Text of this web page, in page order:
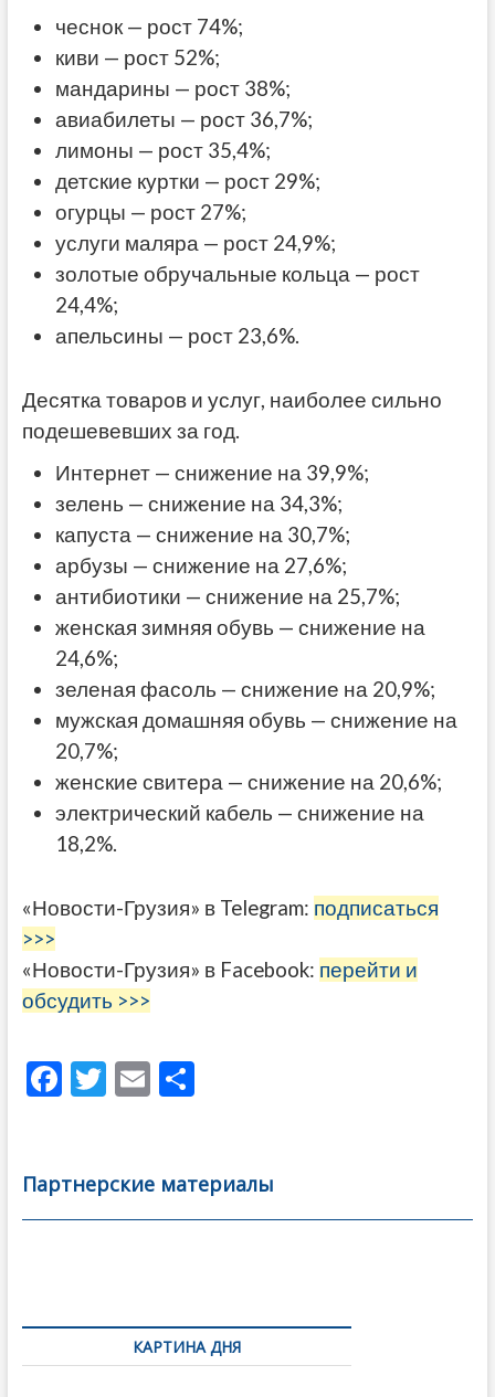
чеснок — рост 74%;
киви — рост 52%;
мандарины — рост 38%;
авиабилеты — рост 36,7%;
лимоны — рост 35,4%;
детские куртки — рост 29%;
огурцы — рост 27%;
услуги маляра — рост 24,9%;
золотые обручальные кольца — рост
24,4%;
апельсины — рост 23,6%.
Десятка товаров и услуг, наиболее сильно
подешевевших за год.
Интернет — снижение на 39,9%;
зелень — снижение на 34,3%;
капуста — снижение на 30,7%;
арбузы — снижение на 27,6%;
антибиотики — снижение на 25,7%;
женская зимняя обувь — снижение на
24,6%;
зеленая фасоль — снижение на 20,9%;
мужская домашняя обувь — снижение на
20,7%;
женские свитера — снижение на 20,6%;
электрический кабель — снижение на
18,2%.
«Новости-Грузия» в Telegram: подписаться
>>>
«Новости-Грузия» в Facebook: перейти и
обсудить >>>
F
b
o
T
er
E
l
О
а
в
Партнерские материалы
по
записямКАРТИНА ДНЯ